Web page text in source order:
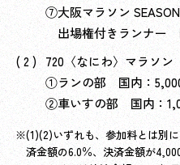
⑦大阪マラソン SEASON
出場権付きランナー
720〈なにわ〉マラソン
①ランの部 国内：
②車いすの部 国内：
(1)(2)いずれも、参加料とは別
済金額の6.0％、決済金額が